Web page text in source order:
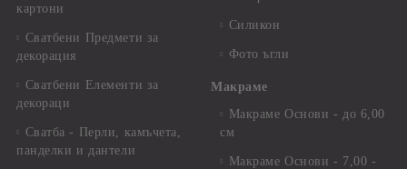
картони
Сватбени Предмети за
декорация
Сватбени Елементи за
декораци
Сватба - Перли, камъчета,
панделки и дантели
Силикон
Фото ъгли
Макраме
Макраме Основи - до 6,00
см
Макраме Основи - 7,00 -